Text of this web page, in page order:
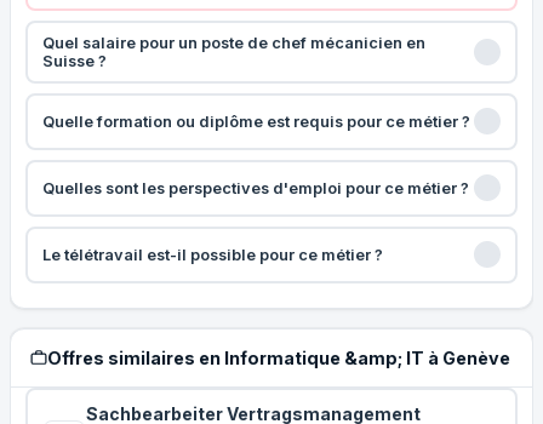
Quel salaire pour un poste de chef mécanicien en
Suisse ?
Quelle formation ou diplôme est requis pour ce métier ?
Quelles sont les perspectives d'emploi pour ce métier ?
Le télétravail est-il possible pour ce métier ?
Offres similaires en Informatique &amp; IT à Genève
Sachbearbeiter Vertragsmanagement